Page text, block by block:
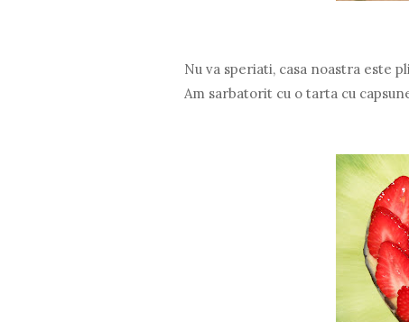
Nu va speriati, casa noastra este
Am sarbatorit cu o tarta cu